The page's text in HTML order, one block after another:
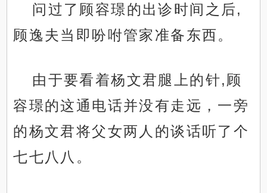
问过了顾容璟的出诊时间之后,
顾逸夫当即吩咐管家准备东西。
由于要看着杨文君腿上的针,顾
容璟的这通电话并没有走远，一旁
的杨文君将父女两人的谈话听了个
七七八八。